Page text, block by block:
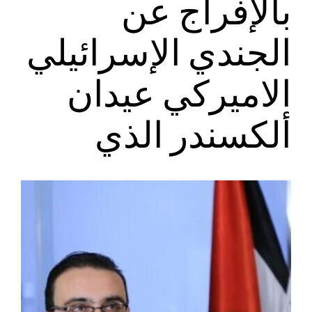
بالإفراج عن
الجندي الإسرائيلي
الاميركي عيدان
ألكسندر الذي